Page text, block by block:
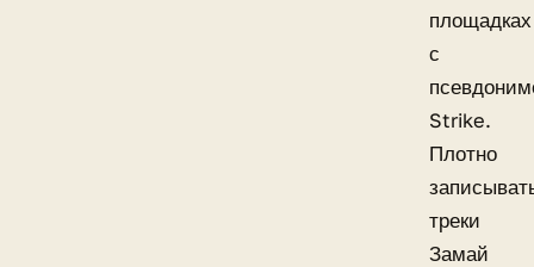
площадках
с
Strike.
Плотно
треки
Замай